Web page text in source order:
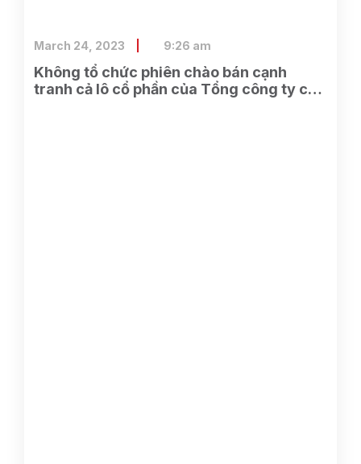
Không tổ chức phiên chào bán cạnh
tranh cả lô cổ phần của Tổng công ty cổ
March 24, 2023 9:26 am